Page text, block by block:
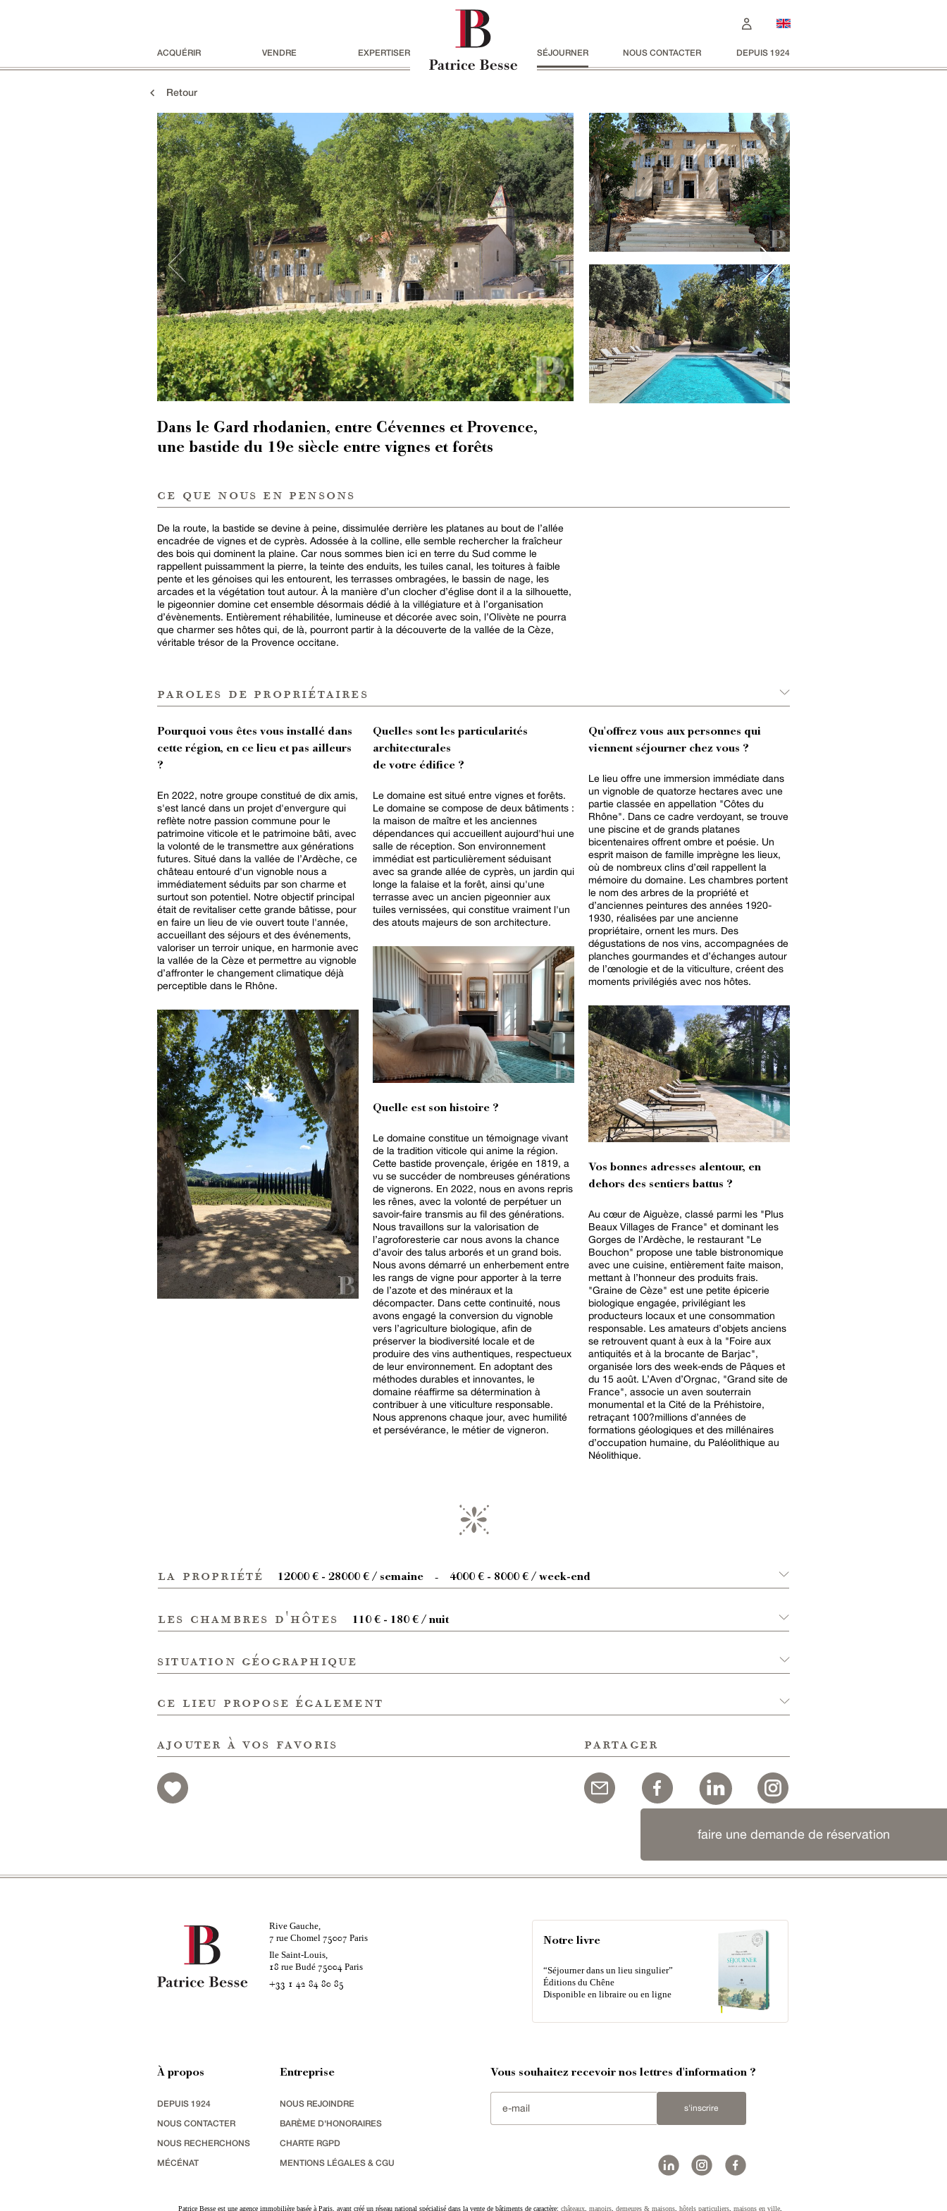
ACQUÉRIR VENDRE EXPERTISER SÉJOURNER NOUS CONTACTER DEPUIS 1924
Retour
Dans le Gard rhodanien, entre Cévennes et Provence,
une bastide du 19e siècle entre vignes et forêts
ce que nous en pensons
De la route, la bastide se devine à peine, dissimulée derrière les platanes au bout de l’allée
encadrée de vignes et de cyprès. Adossée à la colline, elle semble rechercher la fraîcheur
des bois qui dominent la plaine. Car nous sommes bien ici en terre du Sud comme le
rappellent puissamment la pierre, la teinte des enduits, les tuiles canal, les toitures à faible
pente et les génoises qui les entourent, les terrasses ombragées, le bassin de nage, les
arcades et la végétation tout autour. À la manière d’un clocher d’église dont il a la silhouette,
le pigeonnier domine cet ensemble désormais dédié à la villégiature et à l’organisation
d’évènements. Entièrement réhabilitée, lumineuse et décorée avec soin, l’Olivète ne pourra
que charmer ses hôtes qui, de là, pourront partir à la découverte de la vallée de la Cèze,
véritable trésor de la Provence occitane.
paroles de propriétaires
Pourquoi vous êtes vous installé dans
cette région, en ce lieu et pas ailleurs
?
En 2022, notre groupe constitué de dix amis,
s'est lancé dans un projet d'envergure qui
reflète notre passion commune pour le
patrimoine viticole et le patrimoine bâti, avec
la volonté de le transmettre aux générations
futures. Situé dans la vallée de l’Ardèche, ce
château entouré d'un vignoble nous a
immédiatement séduits par son charme et
surtout son potentiel. Notre objectif principal
était de revitaliser cette grande bâtisse, pour
en faire un lieu de vie ouvert toute l'année,
accueillant des séjours et des événements,
valoriser un terroir unique, en harmonie avec
la vallée de la Cèze et permettre au vignoble
d’affronter le changement climatique déjà
perceptible dans le Rhône.
Quelles sont les particularités
architecturales
de votre édifice ?
Le domaine est situé entre vignes et forêts.
Le domaine se compose de deux bâtiments :
la maison de maître et les anciennes
dépendances qui accueillent aujourd'hui une
salle de réception. Son environnement
immédiat est particulièrement séduisant
avec sa grande allée de cyprès, un jardin qui
longe la falaise et la forêt, ainsi qu'une
terrasse avec un ancien pigeonnier aux
tuiles vernissées, qui constitue vraiment l'un
des atouts majeurs de son architecture.
Quelle est son histoire ?
Le domaine constitue un témoignage vivant
de la tradition viticole qui anime la région.
Cette bastide provençale, érigée en 1819, a
vu se succéder de nombreuses générations
de vignerons. En 2022, nous en avons repris
les rênes, avec la volonté de perpétuer un
savoir-faire transmis au fil des générations.
Nous travaillons sur la valorisation de
l’agroforesterie car nous avons la chance
d’avoir des talus arborés et un grand bois.
Nous avons démarré un enherbement entre
les rangs de vigne pour apporter à la terre
de l’azote et des minéraux et la
décompacter. Dans cette continuité, nous
avons engagé la conversion du vignoble
vers l’agriculture biologique, afin de
préserver la biodiversité locale et de
produire des vins authentiques, respectueux
de leur environnement. En adoptant des
méthodes durables et innovantes, le
domaine réaffirme sa détermination à
contribuer à une viticulture responsable.
Nous apprenons chaque jour, avec humilité
et persévérance, le métier de vigneron.
Qu'offrez vous aux personnes qui
viennent séjourner chez vous ?
Le lieu offre une immersion immédiate dans
un vignoble de quatorze hectares avec une
partie classée en appellation "Côtes du
Rhône". Dans ce cadre verdoyant, se trouve
une piscine et de grands platanes
bicentenaires offrent ombre et poésie. Un
esprit maison de famille imprègne les lieux,
où de nombreux clins d’œil rappellent la
mémoire du domaine. Les chambres portent
le nom des arbres de la propriété et
d’anciennes peintures des années 1920-
1930, réalisées par une ancienne
propriétaire, ornent les murs. Des
dégustations de nos vins, accompagnées de
planches gourmandes et d’échanges autour
de l’œnologie et de la viticulture, créent des
moments privilégiés avec nos hôtes.
Vos bonnes adresses alentour, en
dehors des sentiers battus ?
Au cœur de Aiguèze, classé parmi les "Plus
Beaux Villages de France" et dominant les
Gorges de l’Ardèche, le restaurant "Le
Bouchon" propose une table bistronomique
avec une cuisine, entièrement faite maison,
mettant à l’honneur des produits frais.
"Graine de Cèze" est une petite épicerie
biologique engagée, privilégiant les
producteurs locaux et une consommation
responsable. Les amateurs d’objets anciens
se retrouvent quant à eux à la "Foire aux
antiquités et à la brocante de Barjac",
organisée lors des week-ends de Pâques et
du 15 août. L’Aven d’Orgnac, "Grand site de
France", associe un aven souterrain
monumental et la Cité de la Préhistoire,
retraçant 100?millions d’années de
formations géologiques et des millénaires
d’occupation humaine, du Paléolithique au
Néolithique.
la propriété 12000 € - 28000 € / semaine - 4000 € - 8000 € / week-end
les chambres d'hôtes 110 € - 180 € / nuit
situation géographique
ce lieu propose également
ajouter à vos favoris partager
faire une demande de réservation
Rive Gauche,
7 rue Chomel 75007 Paris
Ile Saint-Louis,
18 rue Budé 75004Paris
+33 1 42 84 80 85
Notre livre
“Séjourner dans un lieu singulier”
Éditions du Chêne
Disponible en libraire ou en ligne
À propos
DEPUIS 1924
NOUS CONTACTER
NOUS RECHERCHONS
MÉCÉNAT
Entreprise
NOUS REJOINDRE
BARÈME D'HONORAIRES
CHARTE RGPD
MENTIONS LÉGALES & CGU
Vous souhaitez recevoir nos lettres d'information ?
s'inscrire
Patrice Besse est une agence immobilière basée à Paris, ayant créé un réseau national spécialisé dans la vente de bâtiments de caractère: châteaux manoirs demeures & maisons hôtels particuliers maisons en ville